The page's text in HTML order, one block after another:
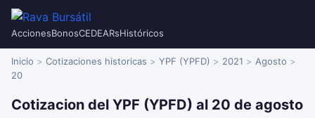
AccionesBonosCEDEARsHistóricos
Inicio Cotizaciones historicas YPF (YPFD) 2021
Agosto
20
Cotizacion del YPF (YPFD) al 20 de agosto